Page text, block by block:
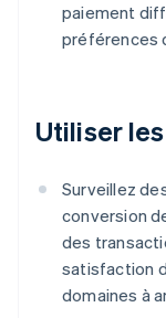
paiement
préférences
Utiliser
Surveillez
conversion
des
satisfaction
domaines à